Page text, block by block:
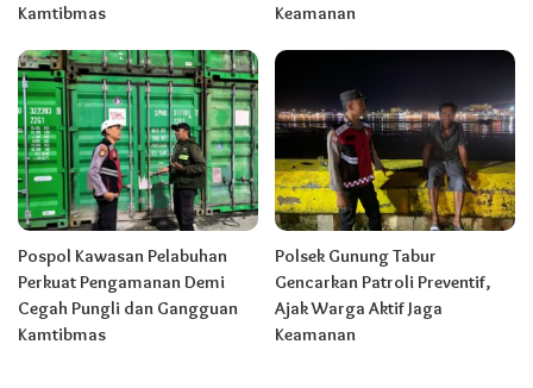
Kamtibmas
Keamanan
Pospol Kawasan Pelabuhan
Perkuat Pengamanan Demi
Cegah Pungli dan Gangguan
Kamtibmas
Polsek Gunung Tabur
Gencarkan Patroli Preventif,
Ajak Warga Aktif Jaga
Keamanan